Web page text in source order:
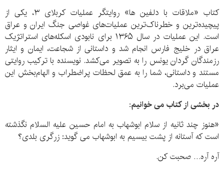
کتاب «ملاقات با دلفین ها» روایتگر عملیات کربلای ۳، یکی از
پیچیده‌ترین و خطرناک‌ترین عملیات‌های غواصی جنگ ایران و عراق
است. این عملیات در سال ۱۳۶۵ برای نابودی اسکله‌های استراتژیک
عراق در خلیج فارس انجام شد و داستانی از شجاعت، ایمان و ایثار
رزمندگان گردان یونس را به تصویر می‌کشد. نویسنده با ترکیب روایتی
مستند و داستانی، شما را به عمق لحظات پراضطراب و الهام‌بخش این
عملیات می‌برد.
در بخشی از کتاب می خوانیم:
«هنوز چند ثانیه از سلام ابوشهاب به امام حسین علیه السلام نگذشته
است که آستانه از پشت بیسیم به ابوشهاب می گوید: زرگری بلدی؟
آره آره… صحبت کن.